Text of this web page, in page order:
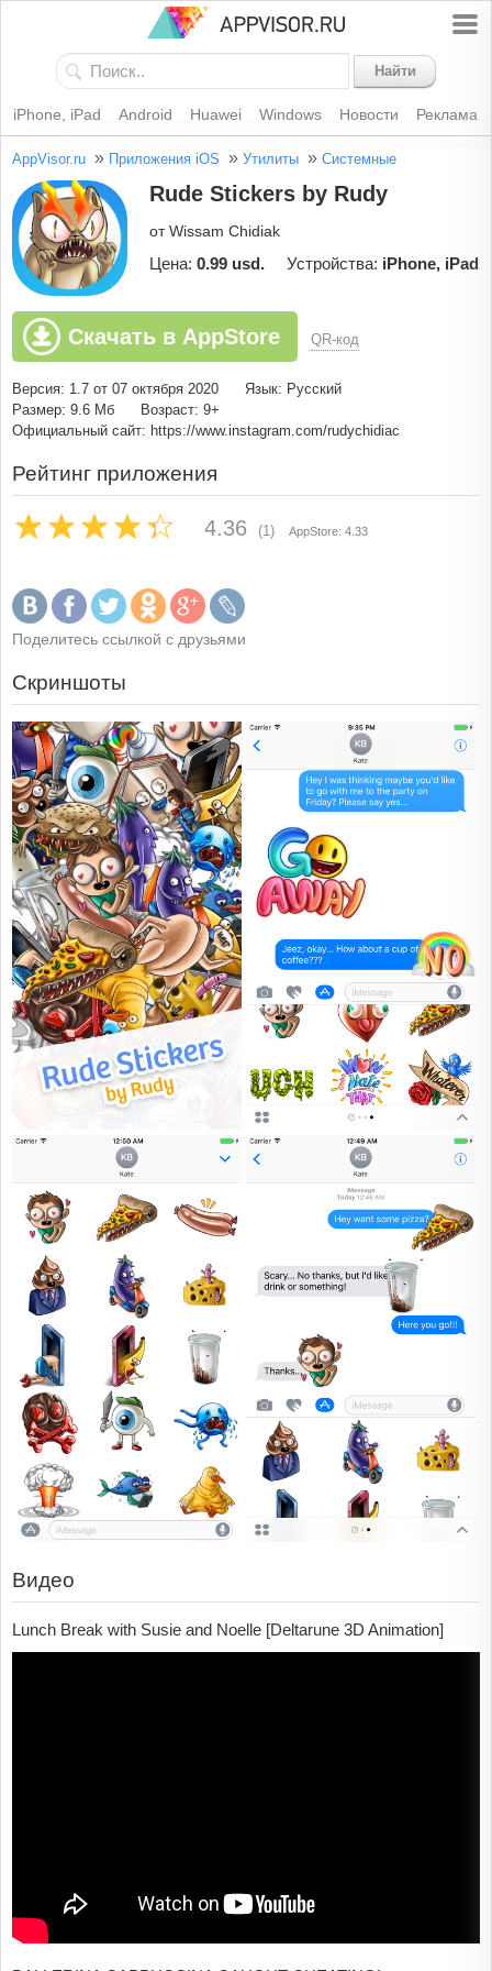
Найти
iPhone, iPad Android Huawei Windows Новости Реклама
AppVisor.ru » Приложения iOS » Утилиты » Системные
Rude Stickers by Rudy
от Wissam Chidiak
Цена: 0.99 usd. Устройства: iPhone, iPad
Скачать в AppStore QR-код
Версия: 1.7 от 07 октября 2020
Язык: Русский
Размер: 9.6 Мб
Возраст: 9+
Официальный сайт: https://www.instagram.com/rudychidiac
Рейтинг приложения
4.36 (1) AppStore: 4.33
Поделитесь ссылкой с друзьями
Скриншоты
Видео
Lunch Break with Susie and Noelle [Deltarune 3D Animation]